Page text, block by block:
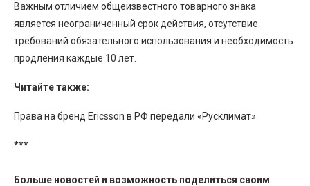
Важным отличием общеизвестного товарного знака
является неограниченный срок действия, отсутствие
требований обязательного использования и необходимость
продления каждые 10 лет.
Читайте также:
Права на бренд Ericsson в РФ передали «Русклимат»
***
Больше новостей и возможность поделиться своим